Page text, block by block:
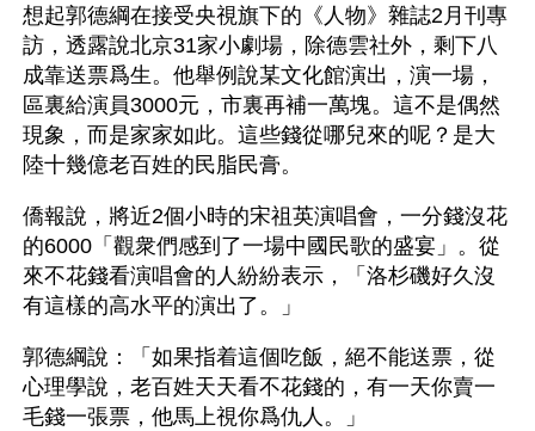
想起郭德綱在接受央視旗下的《人物》雜誌2月刊專
訪，透露說北京31家小劇場，除德雲社外，剩下八
成靠送票爲生。他舉例說某文化館演出，演一場，
區裏給演員3000元，市裏再補一萬塊。這不是偶然
現象，而是家家如此。這些錢從哪兒來的呢？是大
陸十幾億老百姓的民脂民膏。
僑報說，將近2個小時的宋祖英演唱會，一分錢沒花
的6000「觀衆們感到了一場中國民歌的盛宴」。從
來不花錢看演唱會的人紛紛表示，「洛杉磯好久沒
有這樣的高水平的演出了。」
郭德綱說：「如果指着這個吃飯，絕不能送票，從
心理學說，老百姓天天看不花錢的，有一天你賣一
毛錢一張票，他馬上視你爲仇人。」